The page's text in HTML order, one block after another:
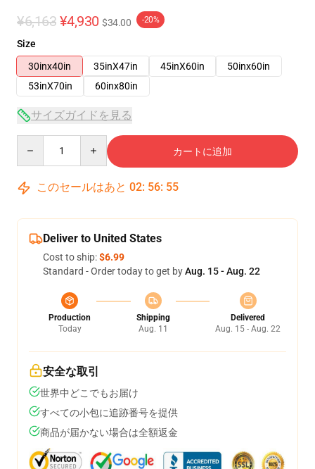
¥6,163 ¥4,930 $34.00 -20%
Size
30inx40in
35inX47in 45inX60in
50inx60in
53inX70in
60inx80in
サイズガイドを見る
カートに追加
このセールはあと 02: 56: 54
Deliver to United States
Cost to ship:$6.99
Standard - Order today to get byAug. 15 - Aug. 22
Production
Today
Shipping
Aug. 11
Delivered
Aug. 15 - Aug. 22
安全な取引
世界中どこでもお届け
すべての小包に追跡番号を提供
商品が届かない場合は全額返金